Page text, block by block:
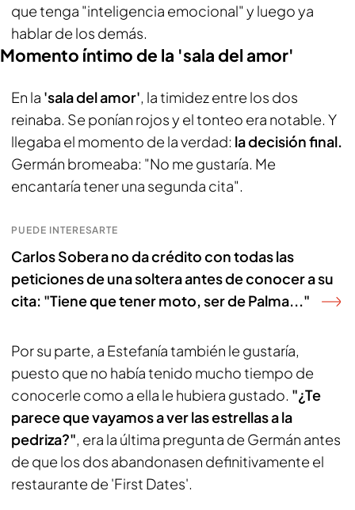
que tenga "inteligencia emocional" y luego ya
hablar de los demás.
Momento íntimo de la 'sala del amor'
En la 'sala del amor', la timidez entre los dos
reinaba. Se ponían rojos y el tonteo era notable. Y
llegaba el momento de la verdad: la decisión final.
Germán bromeaba: "No me gustaría. Me
encantaría tener una segunda cita".
PUEDE INTERESARTE
Carlos Sobera no da crédito con todas las
peticiones de una soltera antes de conocer a su
cita: "Tiene que tener moto, ser de Palma..."
Por su parte, a Estefanía también le gustaría,
puesto que no había tenido mucho tiempo de
conocerle como a ella le hubiera gustado. "¿Te
parece que vayamos a ver las estrellas a la
pedriza?", era la última pregunta de Germán antes
de que los dos abandonasen definitivamente el
restaurante de 'First Dates'.